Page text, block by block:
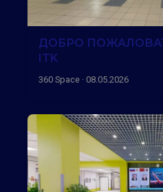
ДОБРО
ITK
360 Space · 08.05.2026